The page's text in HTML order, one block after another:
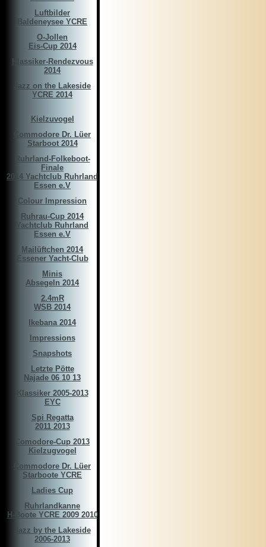
Luftbilder
Baldeneysee YCRE
O-Jollen
Eis-Cup 2014
Klassiker-Rendezvous
2014
Jazz on the Lakeside
YCRE 2014
Kielzuvogel
Commodore Dr. Lüer
Starboot 2014
Ruhrland-Folkeboot-
Finale
2014 Yachtclub Ruhrland
Essen e.V
Colour Impression
Ruhrau-Cup 2014
Yachtclub Ruhrland
Essen e.V
Mailüftchen 2014
Essener Yacht-Club
Minis
Absegeln 2014
2.4mR
WSB 2014
Ikebana 2014
Impressions
Snapshots
Letzte Pötte
Najade 06 10 13
Klassiker 2005-2013
EYC
Spi Regatta
2011 2013
Comodore-Cup 2013
Kielzugvogel
Commodore Dr. Lüer
Starboote YCRE
Ladies Cup
Ruhrlandkanne
H-Boote YCRE 2009 2010
Jazz by the Lakeside
2006-2013